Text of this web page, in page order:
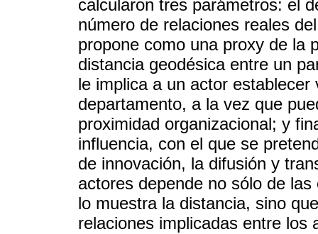
calcularon tres parámetros: el
número de relaciones reales
propone como una proxy de la
distancia geodésica entre un
le implica a un actor
departamento, a la vez que
proximidad organizacional; y
influencia, con el que se
de innovación, la difusión y
actores depende no sólo de
lo muestra la distancia, sino
relaciones implicadas entre los